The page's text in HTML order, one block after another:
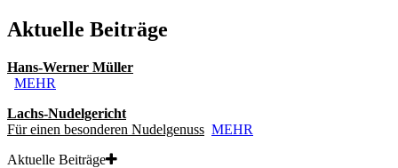
Aktuelle Beiträge
Hans-Werner Müller
MEHR
Lachs-Nudelgericht
Für einen besonderen Nudelgenuss MEHR
Aktuelle Beiträge